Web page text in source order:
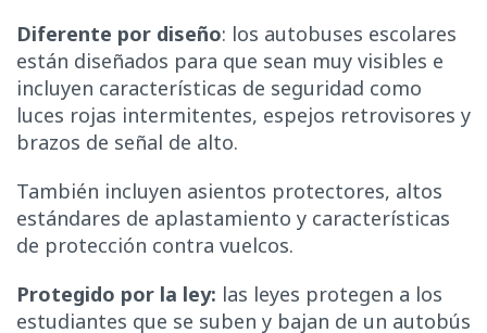
Diferente por diseño: los autobuses escolares
están diseñados para que sean muy visibles e
incluyen características de seguridad como
luces rojas intermitentes, espejos retrovisores y
brazos de señal de alto.
También incluyen asientos protectores, altos
estándares de aplastamiento y características
de protección contra vuelcos.
Protegido por la ley: las leyes protegen a los
estudiantes que se suben y bajan de un autobús